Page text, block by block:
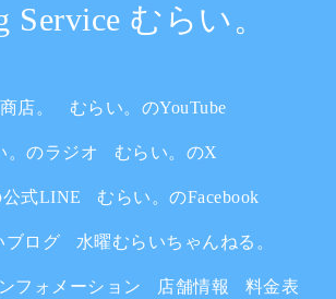
Service むらい。
店。 むらい。のYouTube
。のラジオ むらい。のX
式LINE むらい。のFacebook
ブログ 水曜むらいちゃんねる。
フォメーション 店舗情報 料金表